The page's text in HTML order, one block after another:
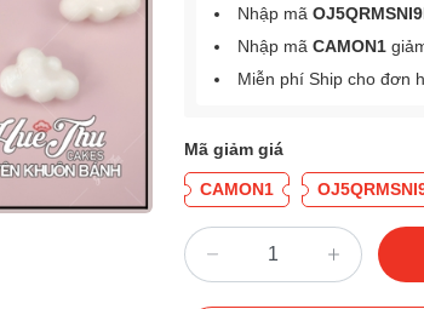
Nhập mã
Nhập mã CAMON1
Miễn phí Ship cho đơn
Mã giảm giá
CAMON1